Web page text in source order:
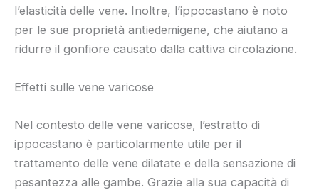
l’elasticità delle vene. Inoltre, l’ippocastano è noto
per le sue proprietà antiedemigene, che aiutano a
ridurre il gonfiore causato dalla cattiva circolazione.
Effetti sulle vene varicose
Nel contesto delle vene varicose, l’estratto di
ippocastano è particolarmente utile per il
trattamento delle vene dilatate e della sensazione di
pesantezza alle gambe. Grazie alla sua capacità di